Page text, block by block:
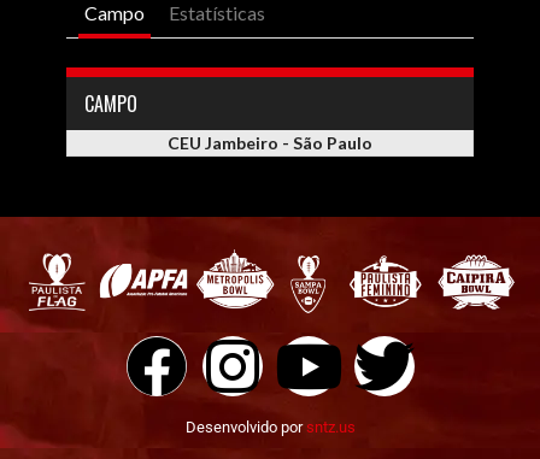
Campo Estatísticas
CAMPO
CEU Jambeiro - São Paulo
Desenvolvido porsntz.us